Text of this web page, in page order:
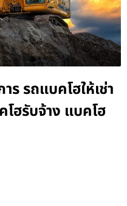
ร รถแบคโฮให้เช่า
โฮรับจ้าง แบคโฮ